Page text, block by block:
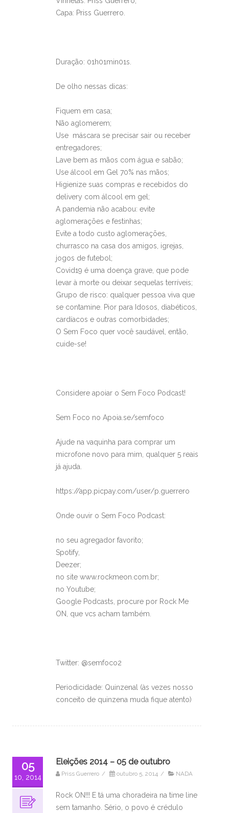
Capa: Priss Guerrero.
Duração: 01h01min01s.
De olho nessas dicas:
Fiquem em casa;
Não aglomerem;
Use máscara se precisar sair ou receber
entregadores;
Lave bem as mãos com água e sabão;
Use álcool em Gel 70% nas mãos;
Higienize suas compras e recebidos do
delivery com álcool em gel;
A pandemia não acabou: evite
aglomerações e festinhas;
Evite a todo custo aglomerações,
churrasco na casa dos amigos, igrejas,
jogos de futebol;
Covid19 é uma doença grave, que pode
levar à morte ou deixar sequelas terríveis;
Grupo de risco: qualquer pessoa viva que
se contamine. Pior para Idosos, diabéticos,
cardíacos e outras comorbidades;
O Sem Foco quer você saudável, então,
cuide-se!
Considere apoiar o Sem Foco Podcast!
Sem Foco no Apoia.se/semfoco
Ajude na vaquinha para comprar um
microfone novo para mim, qualquer 5 reais
já ajuda.
https://app.picpay.com/user/p.guerrero
Onde ouvir o Sem Foco Podcast:
no seu agregador favorito;
Spotify,
Deezer;
no site www.rockmeon.com.br;
no Youtube;
Google Podcasts, procure por Rock Me
ON, que vcs acham também.
Twitter: @semfoco2
Periodicidade: Quinzenal (às vezes nosso
conceito de quinzena muda fique atento)
05
10, 2014
Eleições 2014 – 05 de outubro
Priss Guerrero / outubro 5, 2014 / NADA
Rock ON!!! E tá uma choradeira na time line
sem tamanho. Sério, o povo é crédulo